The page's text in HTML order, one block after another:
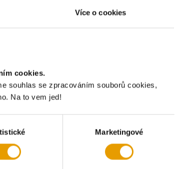
Více o cookies
cookies.
souhlas se zpracováním souborů cookies,
Na to vem jed!
Marketingové
Chci odebírat novinky a souhlasím se zpracováním
NAŠE SLUŽBY